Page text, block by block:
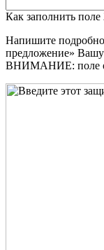
Как заполнить поле
Напишите
предложение»
ВНИМАНИЕ: поле